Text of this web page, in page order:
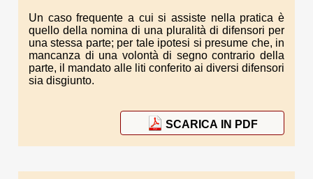
Un caso frequente a cui si assiste nella pratica è
quello della nomina di una pluralità di difensori per
una stessa parte; per tale ipotesi si presume che, in
mancanza di una volontà di segno contrario della
parte, il mandato alle liti conferito ai diversi difensori
sia disgiunto.
SCARICA IN PDF